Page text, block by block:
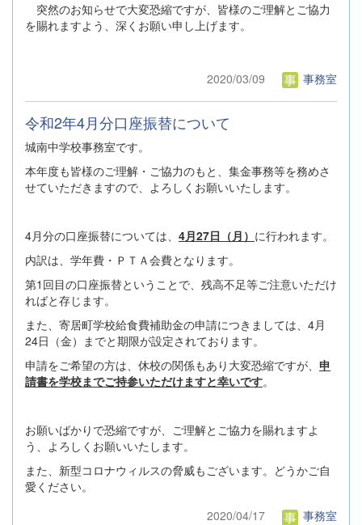
突然のお知らせで大変恐縮ですが、皆様のご理解とご協力
を賜れますよう、深くお願い申し上げます。
2020/03/09 事務室
令和2年4月分口座振替について
城南中学校事務室です。
本年度も皆様のご理解・ご協力のもと、集金事務等を務めさ
せていただきますので、よろしくお願いいたします。
4月分の口座振替については、 4月27日（月） に行われます。
内訳は、学年費・ＰＴＡ会費となります。
第1回目の口座振替ということで、残高不足等ご注意いただけ
ればと存じます。
また、寄居町学校給食費補助金の申請につきましては、4月
24日（金）までと期限が設定されております。
申請をご希望の方は、休校の関係もあり大変恐縮ですが、 申
請書を学校までご持参いただけますと幸いです。
お願いばかりで恐縮ですが、ご理解とご協力を賜れますよ
う、よろしくお願いいたします。
また、新型コロナウィルスの脅威もございます。どうかご自
愛ください。
2020/04/17
事務室